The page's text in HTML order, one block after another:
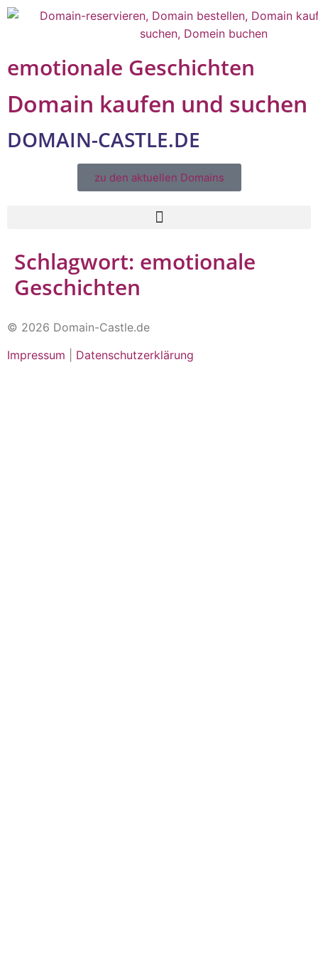
emotionale Geschichten
Domain kaufen und suchen
DOMAIN-CASTLE.DE
zu den aktuellen Domains​
Schlagwort: emotionale
Geschichten
© 2026 Domain-Castle.de
Impressum
Datenschutzerklärung